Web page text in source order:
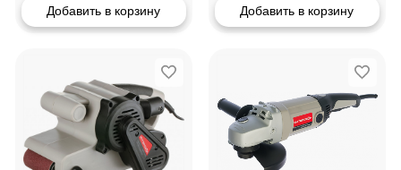
Добавить в корзину Добавить в корзину